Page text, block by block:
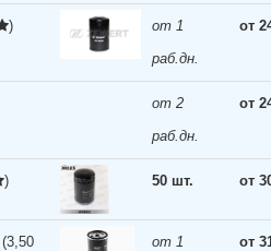
)
от 1
раб.дн.
от
от 2
раб.дн.
от
) 50 шт. от
(3,50
от 1
от